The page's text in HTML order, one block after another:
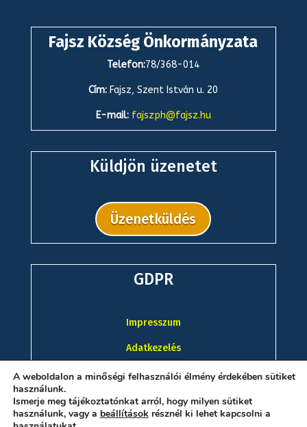
Fajsz Község Önkormányzata
Telefon:78/368-014
Cím: Fajsz, Szent István u. 20
E-mail: fajszph@fajsz.hu
Küldjön üzenetet
Üzenetküldés
GDPR
Impresszum
Adatkezelés
A weboldalon a minőségi felhasználói élmény érdekében sütiket
használunk.
Ismerje meg tájékoztatónkat arról, hogy milyen sütiket
használunk, vagy a beállítások résznél ki lehet kapcsolni a